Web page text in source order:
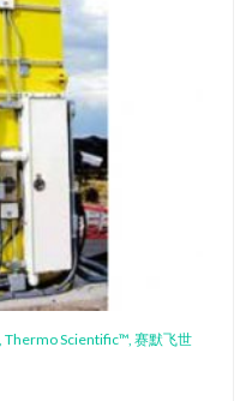
Thermo Scientific™ 赛默飞世